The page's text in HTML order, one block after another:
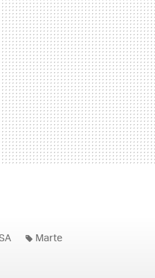
Marte